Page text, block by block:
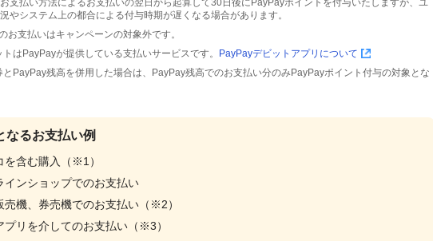
支払い方法によるお支払いの翌日から起算して30日後にPayPayポイントを付与いたしますが、ユ
やシステム上の都合による付与時期が遅くなる場合があります。
支払いはキャンペーンの対象外です。
はPayPayが提供している支払いサービスです。
PayPayデビットアプリについて
PayPay残高を併用した場合は、PayPay残高でのお支払い分のみPayPayポイント付与の対象とな
なるお支払い例
を含む購入（※1）
インショップでのお支払い
売機、券売機でのお支払い（※2）
プリを介してのお支払い（※3）